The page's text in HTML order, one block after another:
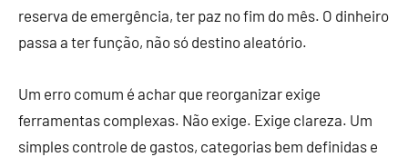
reserva de emergência, ter paz no fim do mês. O dinheiro
passa a ter função, não só destino aleatório.
Um erro comum é achar que reorganizar exige
ferramentas complexas. Não exige. Exige clareza. Um
simples controle de gastos, categorias bem definidas e